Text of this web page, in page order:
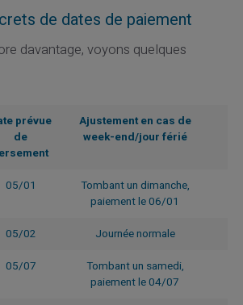
de dates de paiement
davantage, voyons quelques
prévue
de
Ajustement en cas de
week-end/jour férié
05/01
Tombant un dimanche,
paiement le 06/01
05/02
Journée normale
05/07
Tombant un samedi,
paiement le 04/07